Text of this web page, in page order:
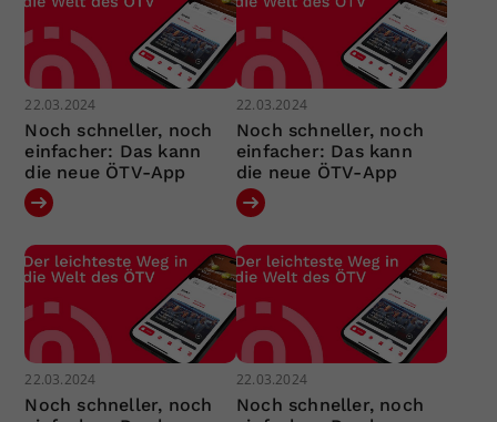
22.03.2024
Noch schneller, noch
einfacher: Das kann
die neue ÖTV-App
22.03.2024
Noch schneller, noch
einfacher: Das kann
die neue ÖTV-App
22.03.2024
Noch schneller, noch
22.03.2024
Noch schneller, noch